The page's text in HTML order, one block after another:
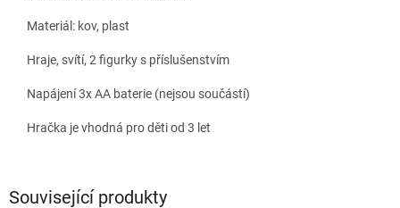
Materiál: kov, plast
Hraje, svítí, 2 figurky s příslušenstvím
Napájení 3x AA baterie (nejsou součástí)
Hračka je vhodná pro děti od 3 let
Související produkty